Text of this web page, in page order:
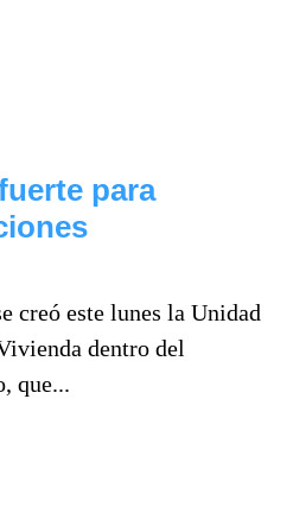
para
creó este lunes la Unidad
dentro del
que...